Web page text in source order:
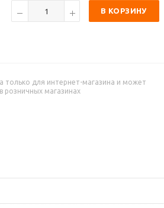
В КОРЗИНУ
только для интернет-магазина и может
розничных магазинах